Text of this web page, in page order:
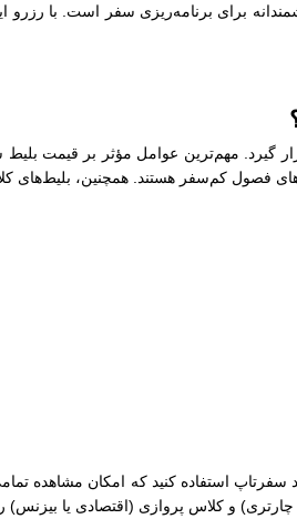
برای برنامه‌ریزی سفر است. با رزرو
گیرد. مهم‌ترین عوامل مؤثر بر قیمت
فصول کم‌سفر هستند. همچنین، بلیط‌های
سفرتاپ استفاده کنید که امکان مشاهده
و کلاس پروازی (اقتصادی یا بیزنس)